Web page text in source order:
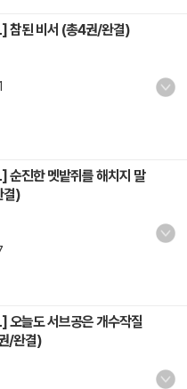
참된 비서 (총4권/완결)
진한 멧밭쥐를 해치지 말
결)
늘도 서브공은 개수작질
/완결)